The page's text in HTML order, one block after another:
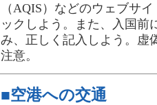
（AQIS）などのウェブサ
ックしよう。また、入国前
み、正しく記入しよう。虚
注意。
■空港への交通